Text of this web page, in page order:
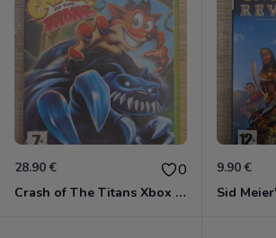
28.90 € 0
Crash of The Titans Xbox 360
9.90 €